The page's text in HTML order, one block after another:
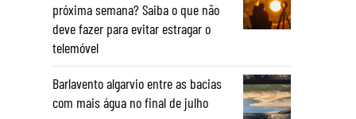
próxima semana? Saiba o que não
deve fazer para evitar estragar o
telemóvel
Barlavento algarvio entre as bacias
com mais água no final de julho